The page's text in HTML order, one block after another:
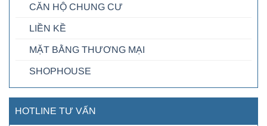
CĂN HỘ CHUNG CƯ
LIỀN KỀ
MẶT BẰNG THƯƠNG MẠI
SHOPHOUSE
HOTLINE TƯ VẤN